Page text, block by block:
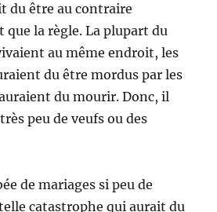
du être au contraire
que la règle. La plupart du
au même endroit, les
du être mordus par les
du mourir. Donc, il
peu de veufs ou des
de mariages si peu de
catastrophe qui aurait du